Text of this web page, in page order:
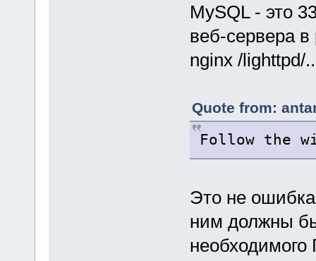
MySQL - это
веб-сервера
nginx /lighttpd/
Quote from:
Follow the
Это не
ним должны